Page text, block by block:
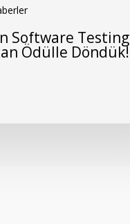
Software Testing
Ödülle Döndük!